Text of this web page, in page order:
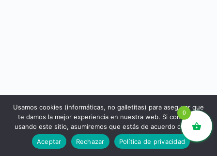
libros.eco © - Desde Barcelona para el mundo 💚 |
Devoluciones y reembolsos|Política de Privacidad
0
Usamos cookies (informáticas, no galletitas) para asegurar que
te damos la mejor experiencia en nuestra web. Si continúas
usando este sitio, asumiremos que estás de acuerdo con ello.
Aceptar
Rechazar Política de privacidad